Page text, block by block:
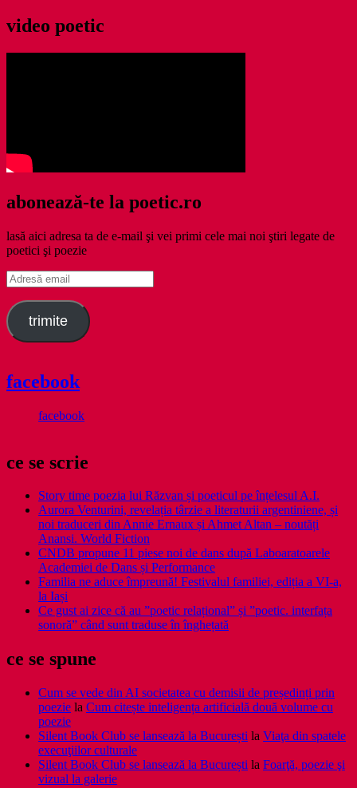
video poetic
abonează-te la poetic.ro
lasă aici adresa ta de e-mail şi vei primi cele mai noi ştiri legate de
poetici şi poezie
Adresă
email
trimite
facebook
facebook
ce se scrie
Story time poezia lui Răzvan și poeticul pe înțelesul A.I.
Aurora Venturini, revelația târzie a literaturii argentiniene, și
noi traduceri din Annie Ernaux și Ahmet Altan – noutăți
Anansi. World Fiction
CNDB propune 11 piese noi de dans după Laboaratoarele
Academiei de Dans și Performance
Familia ne aduce împreună! Festivalul familiei, ediția a VI-a,
la Iași
Ce gust ai zice că au ”poetic relațional” și ”poetic. interfața
sonoră” când sunt traduse în înghețată
ce se spune
Cum se vede din AI societatea cu demisii de președinți prin
poezie la Cum citește inteligența artificială două volume cu
poezie
Silent Book Club se lansează la București la Viaţa din spatele
execuţiilor culturale
Silent Book Club se lansează la București la Foarţă, poezie şi
vizual la galerie